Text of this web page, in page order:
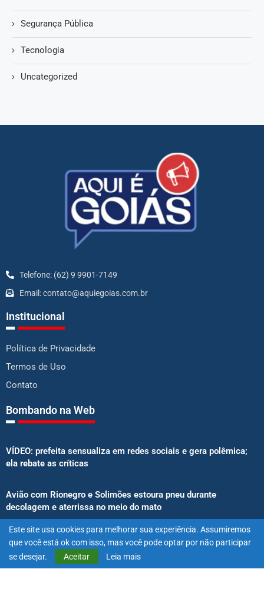
Segurança Pública
Tecnologia
Uncategorized
Telefone: (62) 9 9901-7149
Email: contato@aquiegoias.com.br
Institucional
Política de Privacidade
Termos de Uso
Contato
Bombando na Web
VÍDEO: prefeita sensualiza em redes sociais e gera polêmica;
ela rebate as críticas
Avião com Rionegro e Solimões estoura pneu durante
decolagem e aterrissa no meio do mato
Senado aprova proibição de atletas e influenciadores em
anúncios de bets
Este site usa cookies para melhorar sua experiência. Assumiremos
que você está ok com isso, mas você pode optar por não participar
se desejar.
Aceitar Leia mais